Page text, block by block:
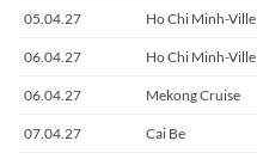
05.04.27 Ho Chi Minh-Ville
06.04.27 Ho Chi Minh-Ville
06.04.27 Mekong Cruise
07.04.27 Cai Be